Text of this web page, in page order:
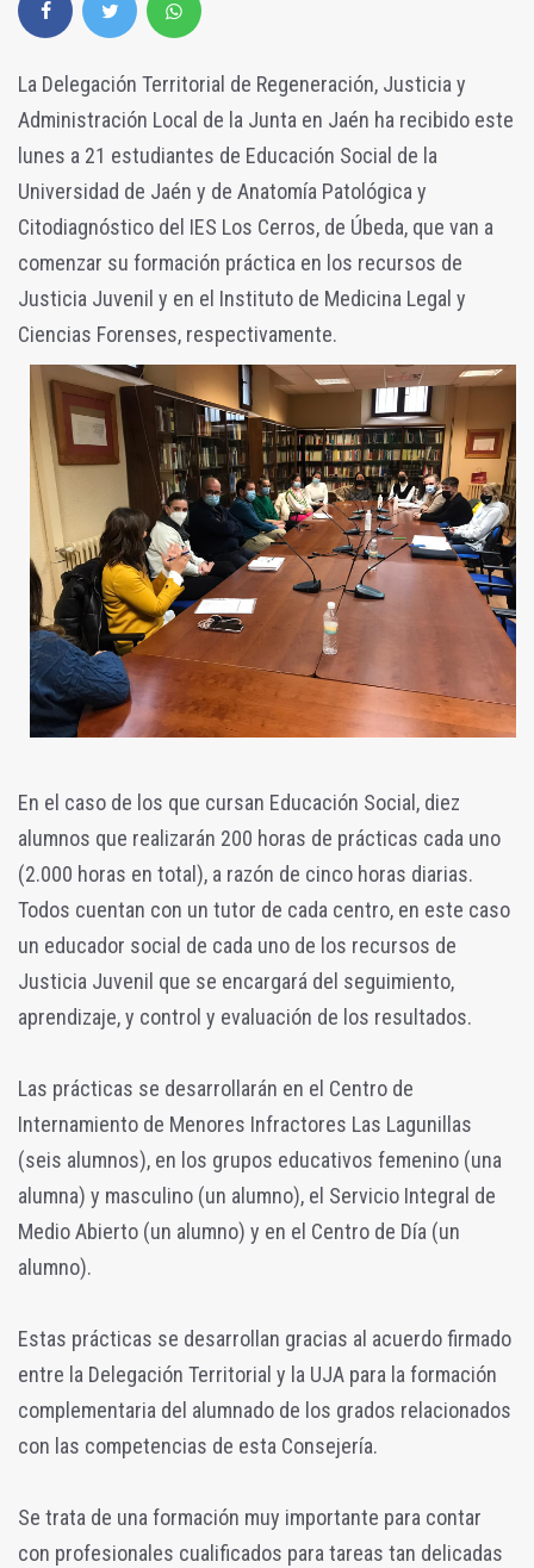
La Delegación Territorial de Regeneración, Justicia y
Administración Local de la Junta en Jaén ha recibido este
lunes a 21 estudiantes de Educación Social de la
Universidad de Jaén y de Anatomía Patológica y
Citodiagnóstico del IES Los Cerros, de Úbeda, que van a
comenzar su formación práctica en los recursos de
Justicia Juvenil y en el Instituto de Medicina Legal y
Ciencias Forenses, respectivamente.
En el caso de los que cursan Educación Social, diez
alumnos que realizarán 200 horas de prácticas cada uno
(2.000 horas en total), a razón de cinco horas diarias.
Todos cuentan con un tutor de cada centro, en este caso
un educador social de cada uno de los recursos de
Justicia Juvenil que se encargará del seguimiento,
aprendizaje, y control y evaluación de los resultados.
Las prácticas se desarrollarán en el Centro de
Internamiento de Menores Infractores Las Lagunillas
(seis alumnos), en los grupos educativos femenino (una
alumna) y masculino (un alumno), el Servicio Integral de
Medio Abierto (un alumno) y en el Centro de Día (un
alumno).
Estas prácticas se desarrollan gracias al acuerdo firmado
entre la Delegación Territorial y la UJA para la formación
complementaria del alumnado de los grados relacionados
con las competencias de esta Consejería.
Se trata de una formación muy importante para contar
con profesionales cualificados para tareas tan delicadas